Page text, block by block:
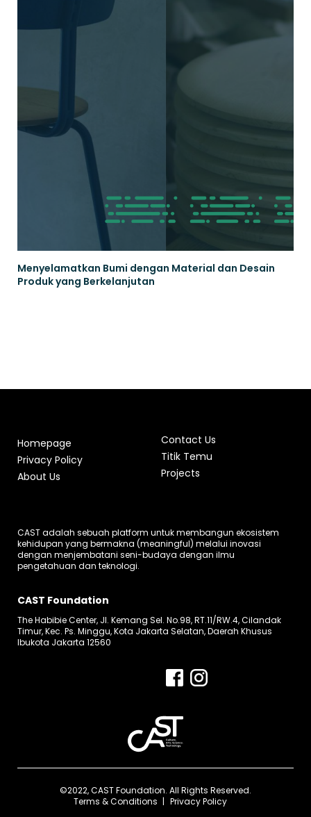
Menyelamatkan Bumi dengan Material dan Desain
Produk yang Berkelanjutan
Homepage
Privacy Policy
About Us
Contact Us
Titik Temu
Projects
CAST adalah sebuah platform untuk membangun ekosistem
kehidupan yang bermakna (meaningful) melalui inovasi
dengan menjembatani seni-budaya dengan ilmu
pengetahuan dan teknologi.
CAST Foundation
The Habibie Center, Jl. Kemang Sel. No.98, RT.11/RW.4, Cilandak
Timur, Kec. Ps. Minggu, Kota Jakarta Selatan, Daerah Khusus
Ibukota Jakarta 12560
©2022, CAST Foundation. All Rights Reserved.
Terms & Conditions
Privacy Policy